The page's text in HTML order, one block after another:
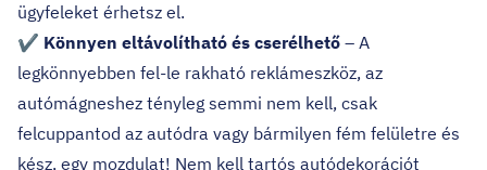
ügyfeleket érhetsz el.
✔ Könnyen eltávolítható és cserélhető – A
legkönnyebben fel-le rakható reklámeszköz, az
autómágneshez tényleg semmi nem kell, csak
felcuppantod az autódra vagy bármilyen fém felületre és
kész, egy mozdulat! Nem kell tartós autódekorációt